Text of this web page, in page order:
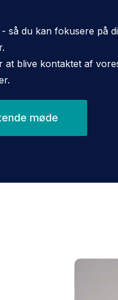
så du kan fokusere på
blive kontaktet af
møde